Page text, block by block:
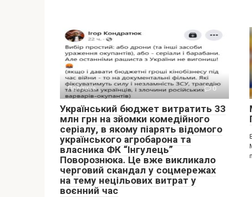
Політика 0
Український бюджет витратить 33
млн грн на зйомки комедійного
серіалу, в якому піарять відомого
українського агробарона та
власника ФК “Інгулець”
Поворознюка. Це вже викликало
черговий скандал у соцмережах
на тему нецільових витрат у
воєнний час